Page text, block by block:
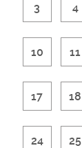
3 4
10 11
17 18
24 25